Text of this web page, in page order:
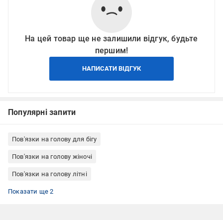
На цей товар ще не залишили відгук, будьте
першим!
НАПИСАТИ ВІДГУК
Популярні запити
Пов'язки на голову для бігу
Пов'язки на голову жіночі
Пов'язки на голову літні
Пов'язки на голову жіночі літні
Тонкі пов'язки на голову
Показати ще 2